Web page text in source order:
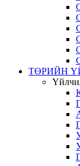
ТӨРИЙН